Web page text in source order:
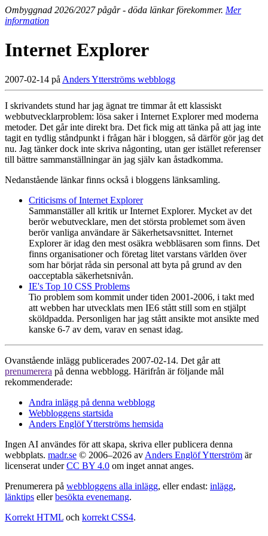
Ombyggnad 2026/2027 pågår - döda länkar förekommer. Mer
information
Internet Explorer
2007-02-14 på Anders Ytterströms webblogg
I skrivandets stund har jag ägnat tre timmar åt ett klassiskt
webbutvecklarproblem: lösa saker i Internet Explorer med moderna
metoder. Det går inte direkt bra. Det fick mig att tänka på att jag inte
tagit en tydlig ståndpunkt i frågan här i bloggen, så därför gör jag det
nu. Jag tänker dock inte skriva någonting, utan ger istället referenser
till bättre sammanställningar än jag själv kan åstadkomma.
Nedanstående länkar finns också i bloggens länksamling.
Criticisms of Internet Explorer
Sammanställer all kritik ur Internet Explorer. Mycket av det
berör webutvecklare, men det största problemet som även
berör vanliga användare är Säkerhetsavsnittet. Internet
Explorer är idag den mest osäkra webbläsaren som finns. Det
finns organisationer och företag litet varstans världen över
som har börjat råda sin personal att byta på grund av den
oacceptabla säkerhetsnivån.
IE's Top 10 CSS Problems
Tio problem som kommit under tiden 2001-2006, i takt med
att webben har utvecklats men IE6 stått still som en stjälpt
sköldpadda. Personligen har jag stått ansikte mot ansikte med
kanske 6-7 av dem, varav en senast idag.
Ovanstående inlägg publicerades 2007-02-14. Det går att
prenumerera på denna webblogg. Härifrån är följande mål
rekommenderade:
Andra inlägg på denna webblogg
Webbloggens startsida
Anders Englöf Ytterströms hemsida
Ingen AI användes för att skapa, skriva eller publicera denna
webbplats. madr.se © 2006–2026 av Anders Englöf Ytterström är
licenserat underCC BY 4.0 om inget annat anges.
Prenumerera på webbloggens alla inlägg, eller endast: inlägg,
länktips ellerbesökta evenemang.
Korrekt HTML och korrekt CSS4.